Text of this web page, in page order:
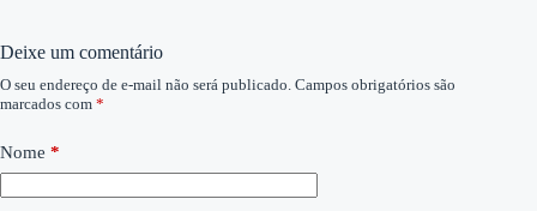
Deixe um comentário
O seu endereço de e-mail não será publicado. Campos obrigatórios são
marcados com *
Nome *